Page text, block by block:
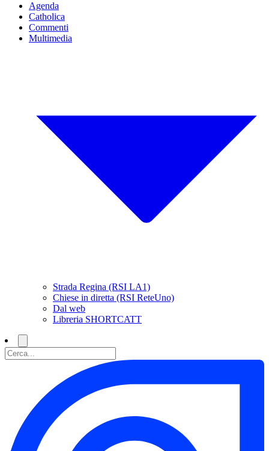
Agenda
Catholica
Commenti
Multimedia
Strada Regina (RSI LA1)
Chiese in diretta (RSI ReteUno)
Dal web
Libreria SHORTCATT